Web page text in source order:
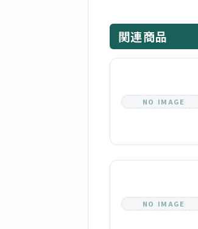
関連商品
NO IMAGE
NO IMAGE